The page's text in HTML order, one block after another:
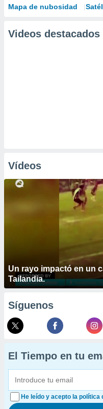
Mapa de nubosidad
Videos destacados
Vídeos
Un rayo impactó en un
Tailandia.
Síguenos
El Tiempo en tu
He leído y acepto la política